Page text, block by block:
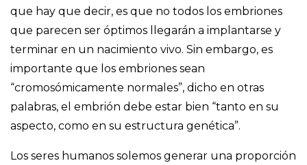
que hay que decir, es que no todos los embriones
que parecen ser óptimos llegarán a implantarse y
terminar en un nacimiento vivo. Sin embargo, es
importante que los embriones sean
“cromosómicamente normales”, dicho en otras
palabras, el embrión debe estar bien “tanto en su
aspecto, como en su estructura genética”.
Los seres humanos solemos generar una proporción